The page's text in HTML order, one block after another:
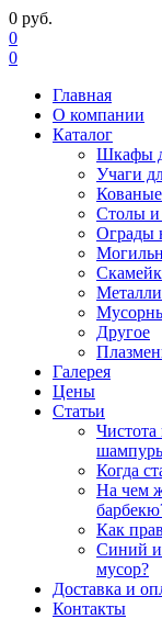
0 руб.
0
0
Главная
О компании
Каталог
Шкафы
Учаги
Столы и
Ограды
Другое
Галерея
Цены
Статьи
Чистота
Когда
На чем
Как
Синий
мусор?
Доставка и
Контакты